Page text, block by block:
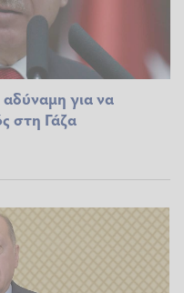
για να
στη Γάζα